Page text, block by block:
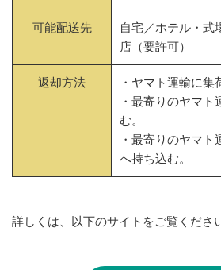
可能配送先
自宅／ホテル・式
店（要許可）
返却方法
・ヤマト運輸に集
・最寄りのヤマ
む。
・最寄りのヤマ
へ持ち込む。
詳しくは、以下のサイトをご覧くださ